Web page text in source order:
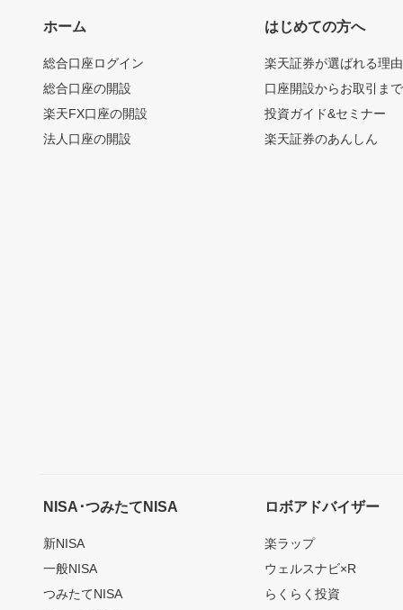
ホーム
総合口座ログイン
総合口座の開設
楽天FX口座の開設
法人口座の開設
はじめての方へ
楽天証券が選ばれる理由
口座開設からお取引ま
投資ガイド&セミナー
楽天証券のあんしん
NISA･つみたてNISA
新NISA
一般NISA
つみたてNISA
ロボアドバイザー
楽ラップ
ウェルスナビ×R
らくらく投資